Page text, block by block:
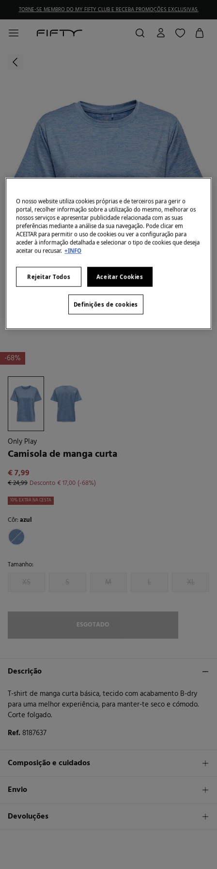
TORNE-SE MEMBRO DO MY FIFTY CLUB E RECEBA PROMOÇÕES EXCLUSIVAS.
-68%
Only Play
Camisola de manga curta
€ 7,99
€ 24,99 Desconto€ 17,00 68
10% EXTRA NA CESTA
Côr:azul
Tamanho:
XS S M L XL
ESGOTADO
Descrição
T-shirt de manga curta básica, tecido com acabamento B-dry
para uma melhor experiência, para manter-te seco e cómodo.
Corte folgado.
Ref. 8187637
Composição e cuidados
Composição
Cuidados
Envio
STANDARD
Devoluções
O nosso website utiliza cookies próprias e de terceiros para gerir o
portal, recolher informação sobre a utilização do mesmo, melhorar os
nossos serviços e apresentar publicidade relacionada com as suas
preferências mediante a análise da sua navegação. Pode clicar em
ACEITAR para permitir o uso de cookies ou ver a configuração para
aceder à informação detalhada e selecionar o tipo de cookies que deseja
aceitar ou recusar. +INFO
Rejeitar Todos Aceitar Cookies
Definições de cookies